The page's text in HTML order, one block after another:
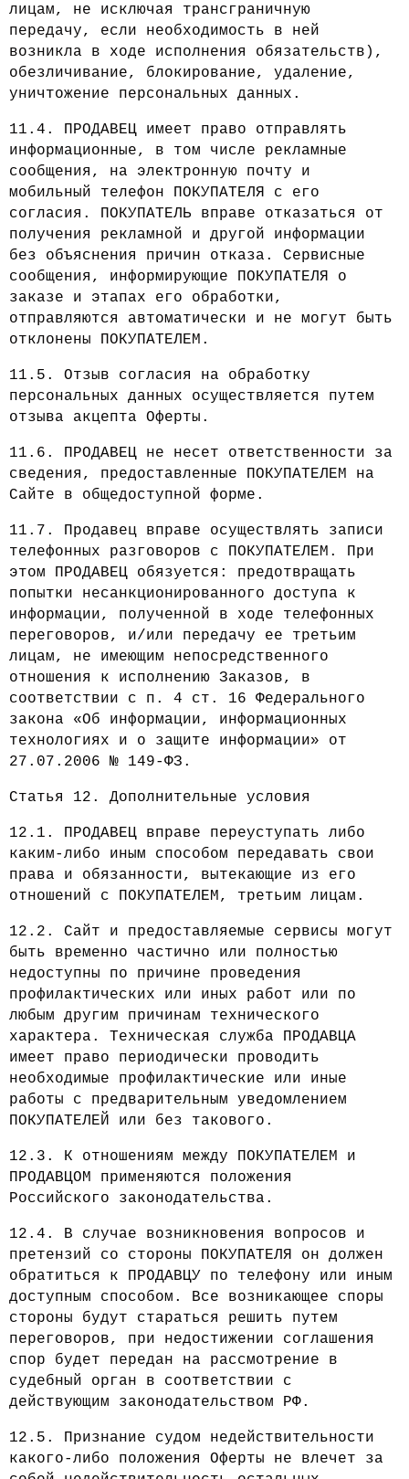
лицам, не исключая трансграничную
передачу, если необходимость в ней
возникла в ходе исполнения обязательств),
обезличивание, блокирование, удаление,
уничтожение персональных данных.
11.4. ПРОДАВЕЦ имеет право отправлять
информационные, в том числе рекламные
сообщения, на электронную почту и
мобильный телефон ПОКУПАТЕЛЯ с его
согласия. ПОКУПАТЕЛЬ вправе отказаться от
получения рекламной и другой информации
без объяснения причин отказа. Сервисные
сообщения, информирующие ПОКУПАТЕЛЯ о
заказе и этапах его обработки,
отправляются автоматически и не могут быть
отклонены ПОКУПАТЕЛЕМ.
11.5. Отзыв согласия на обработку
персональных данных осуществляется путем
отзыва акцепта Оферты.
11.6. ПРОДАВЕЦ не несет ответственности за
сведения, предоставленные ПОКУПАТЕЛЕМ на
Сайте в общедоступной форме.
11.7. Продавец вправе осуществлять записи
телефонных разговоров с ПОКУПАТЕЛЕМ. При
этом ПРОДАВЕЦ обязуется: предотвращать
попытки несанкционированного доступа к
информации, полученной в ходе телефонных
переговоров, и/или передачу ее третьим
лицам, не имеющим непосредственного
отношения к исполнению Заказов, в
соответствии с п. 4 ст. 16 Федерального
закона «Об информации, информационных
технологиях и о защите информации» от
27.07.2006 № 149-ФЗ.
Статья 12. Дополнительные условия
12.1. ПРОДАВЕЦ вправе переуступать либо
каким-либо иным способом передавать свои
права и обязанности, вытекающие из его
отношений с ПОКУПАТЕЛЕМ, третьим лицам.
12.2. Сайт и предоставляемые сервисы могут
быть временно частично или полностью
недоступны по причине проведения
профилактических или иных работ или по
любым другим причинам технического
характера. Техническая служба ПРОДАВЦА
имеет право периодически проводить
необходимые профилактические или иные
работы с предварительным уведомлением
ПОКУПАТЕЛЕЙ или без такового.
12.3. К отношениям между ПОКУПАТЕЛЕМ и
ПРОДАВЦОМ применяются положения
Российского законодательства.
12.4. В случае возникновения вопросов и
претензий со стороны ПОКУПАТЕЛЯ он должен
обратиться к ПРОДАВЦУ по телефону или иным
доступным способом. Все возникающее споры
стороны будут стараться решить путем
переговоров, при недостижении соглашения
спор будет передан на рассмотрение в
судебный орган в соответствии с
действующим законодательством РФ.
12.5. Признание судом недействительности
какого-либо положения Оферты не влечет за